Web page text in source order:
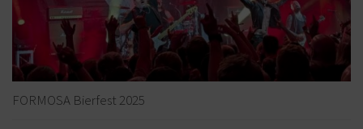
FORMOSA Bierfest 2025